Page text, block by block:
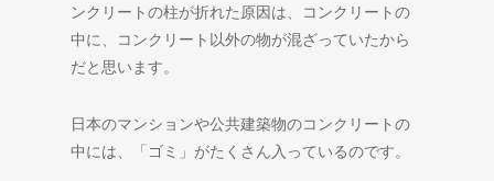
ンクリートの柱が折れた原因は、コンクリートの
中に、コンクリート以外の物が混ざっていたから
だと思います。
日本のマンションや公共建築物のコンクリートの
中には、「ゴミ」がたくさん入っているのです。